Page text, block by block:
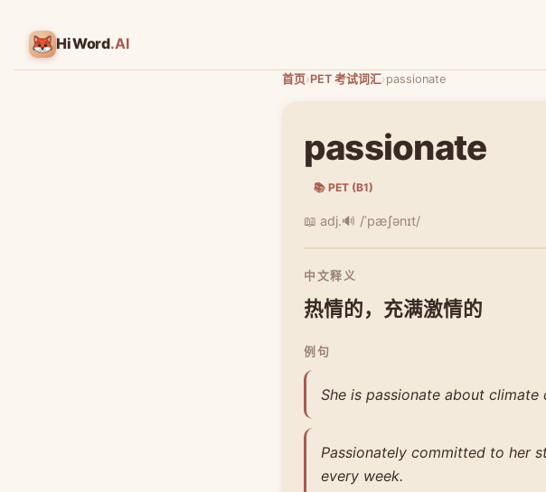
HiWord.AI
首页›PET 考试词汇›passionate
passionate
📚 PET (B1)
📖 adj.🔊 /ˈpæʃənɪt/
中文释义
热情的，充满激情的
例句
She is passionate about climate
Passionately committed to her
every week.